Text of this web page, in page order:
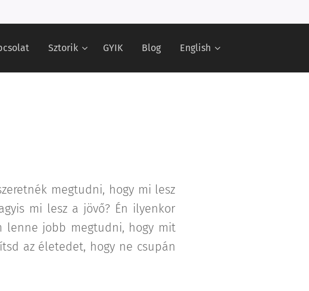
Sztorik GYIK Blog English
megtudni, hogy mi lesz
mi lesz a jövő? Én ilyenkor
lenne jobb megtudni, hogy mit
az életedet, hogy ne csupán